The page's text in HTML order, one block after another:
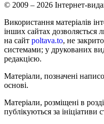
© 2009 – 2026 Інтернет-
Використання матеріалів
інших сайтах дозволяється
на сайт poltava.to, не
системами; у друкованих
редакцією.
Матеріали, позначені
основі.
Матеріали, розміщені в
публікуються за ініціативи